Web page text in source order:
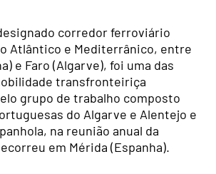
corredor ferroviário
Atlântico e Mediterrânico, entre
e Faro (Algarve), foi uma das
transfronteiriça
grupo de trabalho composto
do Algarve e Alentejo e
na reunião anual da
em Mérida (Espanha).